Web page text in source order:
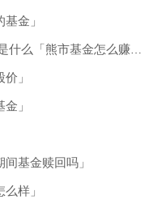
金」
」
」
基金赎回吗」
样」